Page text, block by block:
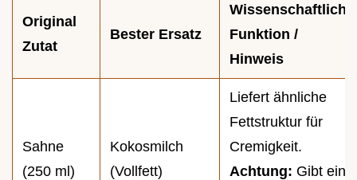
Original
Zutat
Bester Ersatz
Wissenschaftliche
Funktion /
Hinweis
Sahne
(250 ml)
Kokosmilch
(Vollfett)
Liefert ähnliche
Fettstruktur für
Cremigkeit.
Achtung: Gibt eine